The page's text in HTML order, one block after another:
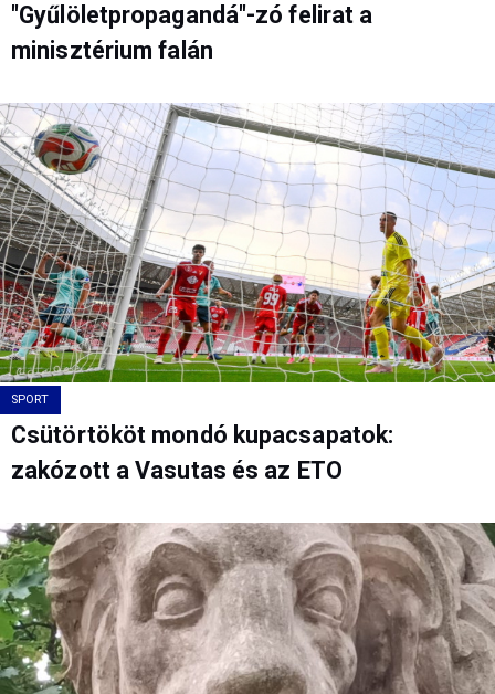
"Gyűlöletpropagandá"-zó felirat a
minisztérium falán
SPORT
Csütörtököt mondó kupacsapatok:
zakózott a Vasutas és az ETO